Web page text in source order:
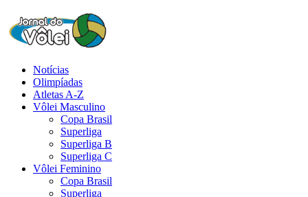
Notícias
Olimpíadas
Atletas A-Z
Vôlei Masculino
Copa Brasil
Superliga
Superliga B
Superliga C
Vôlei Feminino
Copa Brasil
Superliga